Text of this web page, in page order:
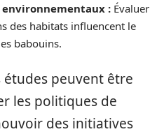
: Évaluer
des habitats influencent le
babouins.
études peuvent être
les politiques de
des initiatives